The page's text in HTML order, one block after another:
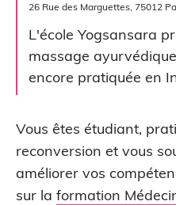
26 Rue des Marguettes, 75012
L'école Yogsansara
massage
encore pratiquée en
Vous êtes étudiant,
reconversion et vous
améliorer vos
sur la formation